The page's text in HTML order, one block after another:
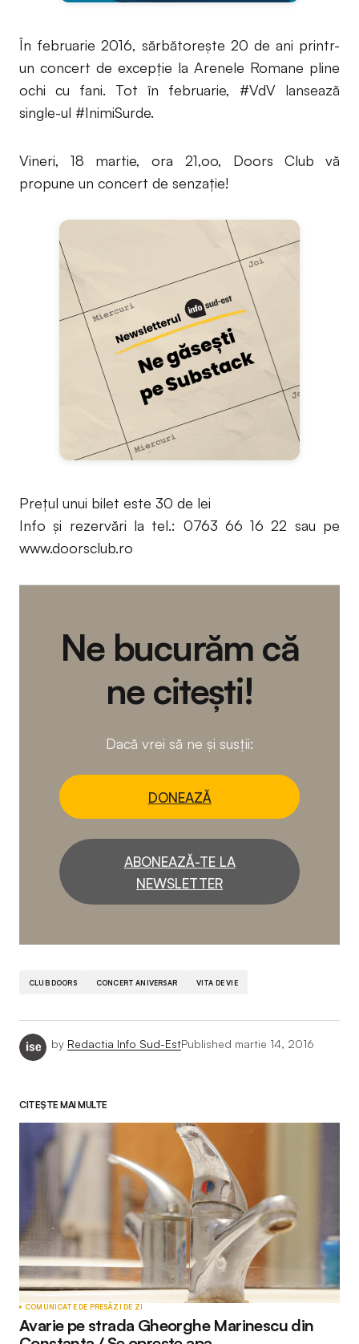
În februarie 2016, sărbătorește 20 de ani printr-
un concert de excepție la Arenele Romane pline
ochi cu fani. Tot în februarie, #VdV lansează
single-ul #InimiSurde.
Vineri, 18 martie, ora 21,oo, Doors Club vă
propune un concert de senzație!
Prețul unui bilet este 30 de lei
Info și rezervări la tel.: 0763 66 16 22 sau pe
www.doorsclub.ro
Ne bucurăm că
ne citești!
Dacă vrei să ne și susții:
DONEAZĂ
ABONEAZĂ-TE LA
NEWSLETTER
CLUB DOORS CONCERT ANIVERSAR VITA DE VIE
by Redactia Info Sud-EstPublished martie 14, 2016
CITEȘTE MAI MULTE
COMUNICATE DE PRESĂZI DE ZI
Avarie pe strada Gheorghe Marinescu din